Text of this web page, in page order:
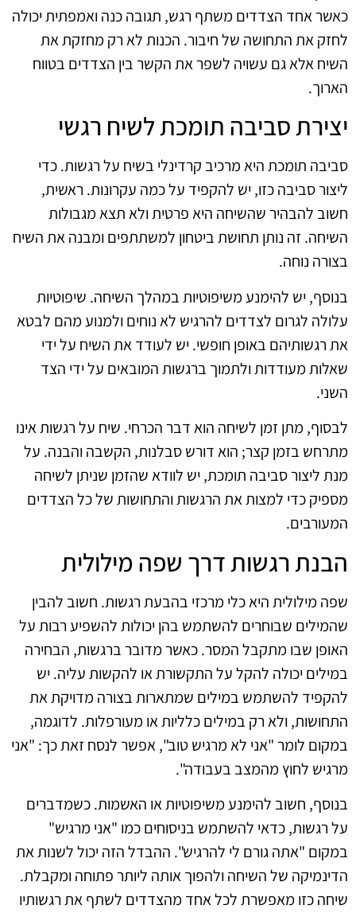
כאשר אחד הצדדים משתף רגש, תגובה כנה ואמפתית יכולה
לחזק את התחושה של חיבור. הכנות לא רק מחזקת את
השיח אלא גם עשויה לשפר את הקשר בין הצדדים בטווח
הארוך.
יצירת סביבה תומכת לשיח רגשי
סביבה תומכת היא מרכיב קרדינלי בשיח על רגשות. כדי
ליצור סביבה כזו, יש להקפיד על כמה עקרונות. ראשית,
חשוב להבהיר שהשיחה היא פרטית ולא תצא מגבולות
השיחה. זה נותן תחושת ביטחון למשתתפים ומבנה את השיח
בצורה נוחה.
בנוסף, יש להימנע משיפוטיות במהלך השיחה. שיפוטיות
עלולה לגרום לצדדים להרגיש לא נוחים ולמנוע מהם לבטא
את רגשותיהם באופן חופשי. יש לעודד את השיח על ידי
שאלות מעודדות ולתמוך ברגשות המובאים על ידי הצד
השני.
לבסוף, מתן זמן לשיחה הוא דבר הכרחי. שיח על רגשות אינו
מתרחש בזמן קצר; הוא דורש סבלנות, הקשבה והבנה. על
מנת ליצור סביבה תומכת, יש לוודא שהזמן שניתן לשיחה
מספיק כדי למצות את הרגשות והתחושות של כל הצדדים
המעורבים.
הבנת רגשות דרך שפה מילולית
שפה מילולית היא כלי מרכזי בהבעת רגשות. חשוב להבין
שהמילים שבוחרים להשתמש בהן יכולות להשפיע רבות על
האופן שבו מתקבל המסר. כאשר מדובר ברגשות, הבחירה
במילים יכולה להקל על התקשורת או להקשות עליה. יש
להקפיד להשתמש במילים שמתארות בצורה מדויקת את
התחושות, ולא רק במילים כלליות או מעורפלות. לדוגמה,
במקום לומר "אני לא מרגיש טוב", אפשר לנסח זאת כך: "אני
מרגיש לחוץ מהמצב בעבודה".
בנוסף, חשוב להימנע משיפוטיות או האשמות. כשמדברים
על רגשות, כדאי להשתמש בניסוחים כמו "אני מרגיש"
במקום "אתה גורם לי להרגיש". ההבדל הזה יכול לשנות את
הדינמיקה של השיחה ולהפוך אותה ליותר פתוחה ומקבלת.
שיחה כזו מאפשרת לכל אחד מהצדדים לשתף את רגשותיו